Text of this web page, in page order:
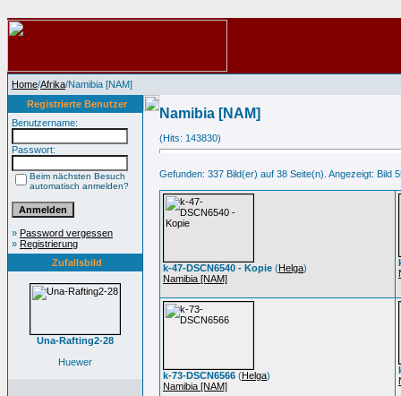
Home/Afrika/Namibia [NAM]
Registrierte Benutzer
Benutzername:
Passwort:
Beim nächsten Besuch
automatisch anmelden?
» Password vergessen
» Registrierung
Zufallsbild
Una-Rafting2-28
Huewer
Namibia [NAM]
(Hits: 143830)
Gefunden: 337 Bild(er) auf 38 Seite(n). Angezeigt: Bild
k-47-DSCN6540 - Kopie (Helga)
Namibia [NAM]
k-73-DSCN6566 (Helga)
Namibia [NAM]